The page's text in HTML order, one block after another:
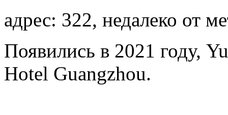
адрес: 322, недалеко от
Появились в 2021 году,
Hotel Guangzhou.